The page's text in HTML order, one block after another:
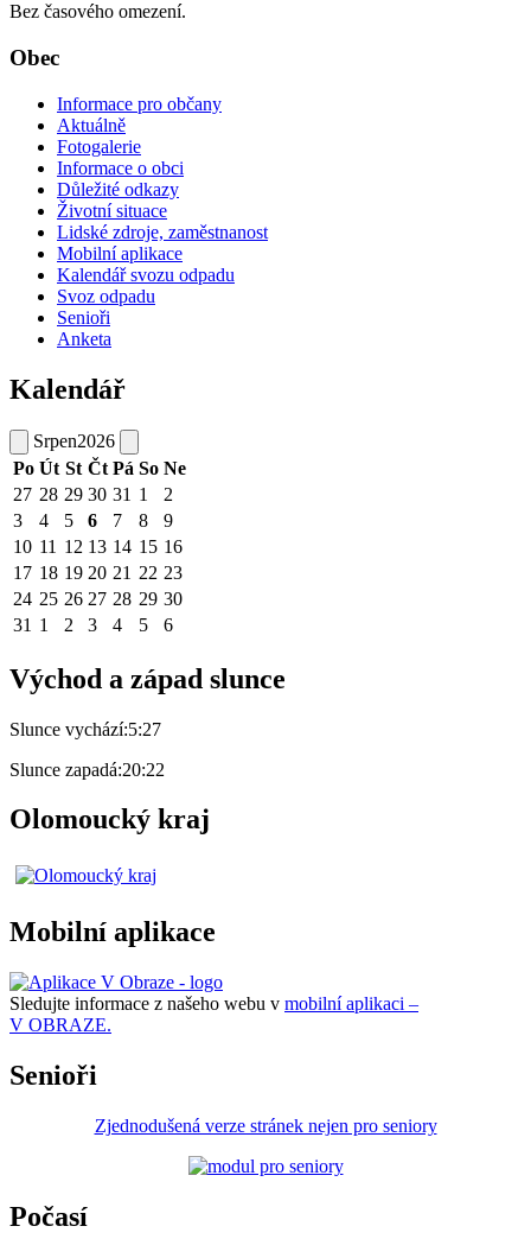
Bez časového omezení.
Obec
Informace pro občany
Aktuálně
Fotogalerie
Informace o obci
Důležité odkazy
Životní situace
Lidské zdroje, zaměstnanost
Mobilní aplikace
Kalendář svozu odpadu
Svoz odpadu
Senioři
Anketa
Kalendář
Srpen2026
Po Út St Čt Pá So Ne
27 28 29 30 31 1
2
3
4 5 6 7 8
9
10 11 12 13 14 15 16
17 18 19 20 21 22 23
24 25 26 27 28 29 30
31 1 2 3 4 5 6
Východ a západ slunce
Slunce vychází:5:27
Slunce zapadá:20:22
Olomoucký kraj
Mobilní aplikace
Sledujte informace z našeho webu v mobilní aplikaci –
V OBRAZE.
Senioři
Zjednodušená verze stránek nejen pro seniory
Počasí